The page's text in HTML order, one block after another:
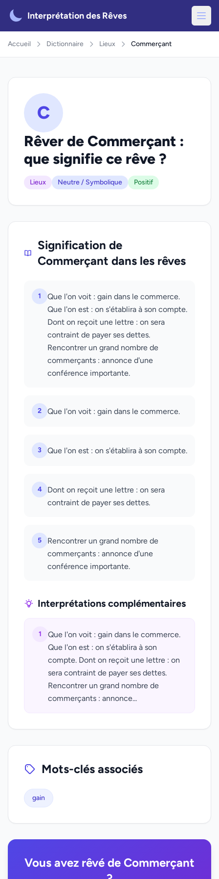
Interprétation des Rêves
Accueil Dictionnaire Lieux Commerçant
C
Rêver de Commerçant :
que signifie ce rêve ?
Lieux Neutre / Symbolique Positif
Signification de
Commerçant dans les rêves
1
Que l'on voit : gain dans le commerce.
Que l'on est : on s'établira à son compte.
Dont on reçoit une lettre : on sera
contraint de payer ses dettes.
Rencontrer un grand nombre de
commerçants : annonce d'une
conférence importante.
2 Que l'on voit : gain dans le commerce.
3 Que l'on est : on s'établira à son compte.
4
Dont on reçoit une lettre : on sera
contraint de payer ses dettes.
5
Rencontrer un grand nombre de
commerçants : annonce d'une
conférence importante.
Interprétations complémentaires
1
Que l'on voit : gain dans le commerce.
Que l'on est : on s'établira à son
compte. Dont on reçoit une lettre : on
sera contraint de payer ses dettes.
Rencontrer un grand nombre de
commerçants : annonce...
Mots-clés associés
gain
Vous avez rêvé de Commerçant